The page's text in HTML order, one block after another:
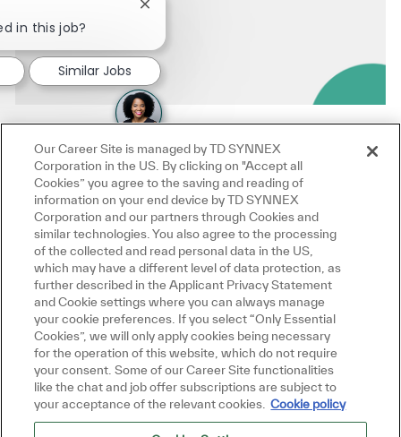
in this job?
Close chatbot notification
Similar Jobs
Our Career Site is managed by TD SYNNEX
Corporation in the US. By clicking on "Accept all
Cookies” you agree to the saving and reading of
information on your end device by TD SYNNEX
Corporation and our partners through Cookies and
similar technologies. You also agree to the processing
of the collected and read personal data in the US,
which may have a different level of data protection, as
further described in the Applicant Privacy Statement
and Cookie settings where you can always manage
your cookie preferences. If you select “Only Essential
Cookies”, we will only apply cookies being necessary
for the operation of this website, which do not require
your consent. Some of our Career Site functionalities
like the chat and job offer subscriptions are subject to
your acceptance of the relevant cookies. Cookie policy